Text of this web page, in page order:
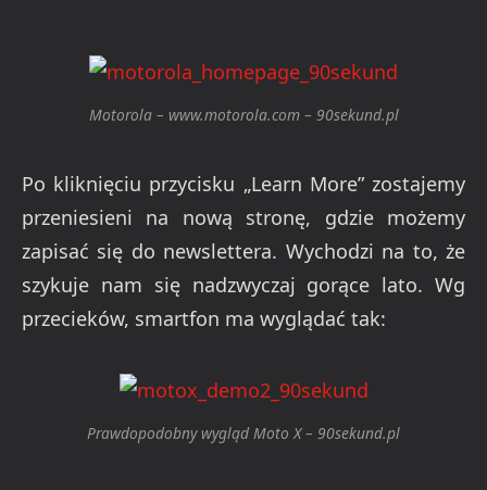
Motorola – www.motorola.com – 90sekund.pl
Po kliknięciu przycisku „Learn More” zostajemy
przeniesieni na nową stronę, gdzie możemy
zapisać się do newslettera. Wychodzi na to, że
szykuje nam się nadzwyczaj gorące lato. Wg
przecieków, smartfon ma wyglądać tak:
Prawdopodobny wygląd Moto X – 90sekund.pl